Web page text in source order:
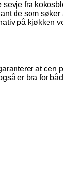
fra
de som
på kjøkken
at
er bra for